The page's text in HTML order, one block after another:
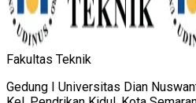
Fakultas Teknik
Gedung I Universitas Dian